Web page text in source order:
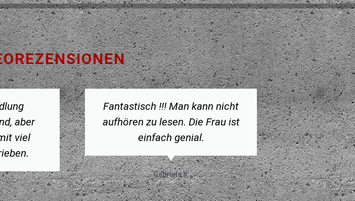
aber
viel
Fantastisch !!! Man kann nicht
aufhören zu lesen. Die Frau ist
einfach genial.
Gabriela V.